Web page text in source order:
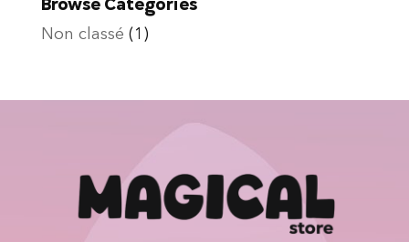
Non classé (1)